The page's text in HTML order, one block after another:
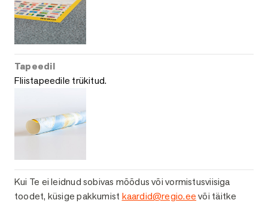
Tapeedil
Fliistapeedile trükitud.
Kui Te ei leidnud sobivas mõõdus või vormistusviisiga
toodet, küsige pakkumist kaardid@regio.eevõi täitke